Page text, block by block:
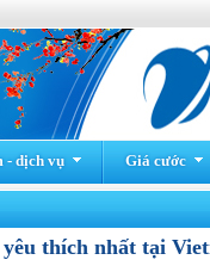
- dịch vụ Giá cước
thích nhất tại